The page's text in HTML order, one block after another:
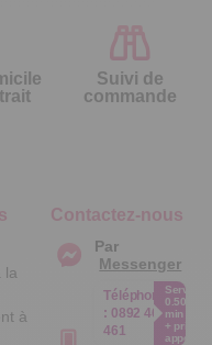
Suivi de
commande
la
à
Contactez-nous
Par
Messenger
Téléphone
: 0892 461
461
Service
0.50€ /
min
+ prix
appel